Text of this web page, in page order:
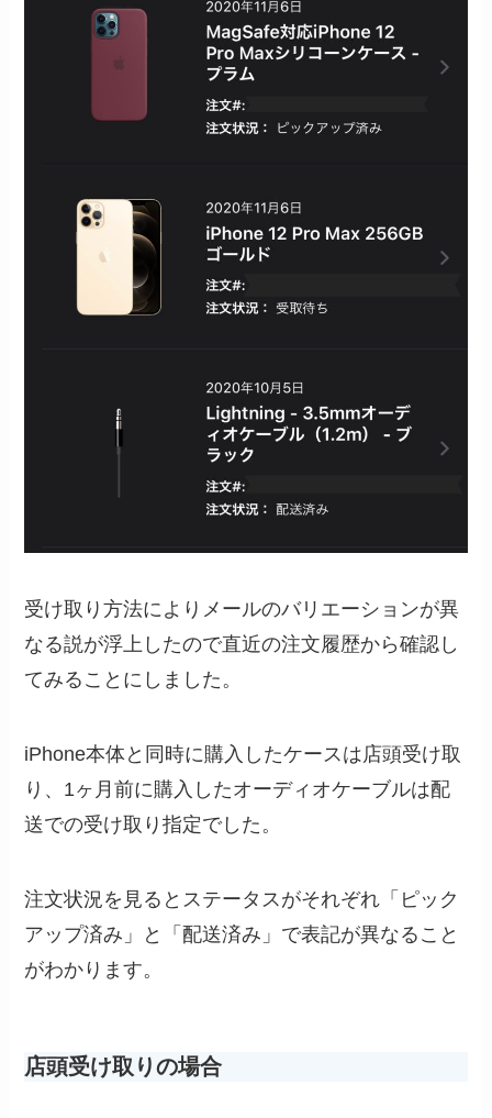
受け取り方法によりメールのバリエーションが異
なる説が浮上したので直近の注文履歴から確認し
てみることにしました。
iPhone本体と同時に購入したケースは店頭受け取
り、1ヶ月前に購入したオーディオケーブルは配
送での受け取り指定でした。
注文状況を見るとステータスがそれぞれ「ピック
アップ済み」と「配送済み」で表記が異なること
がわかります。
店頭受け取りの場合